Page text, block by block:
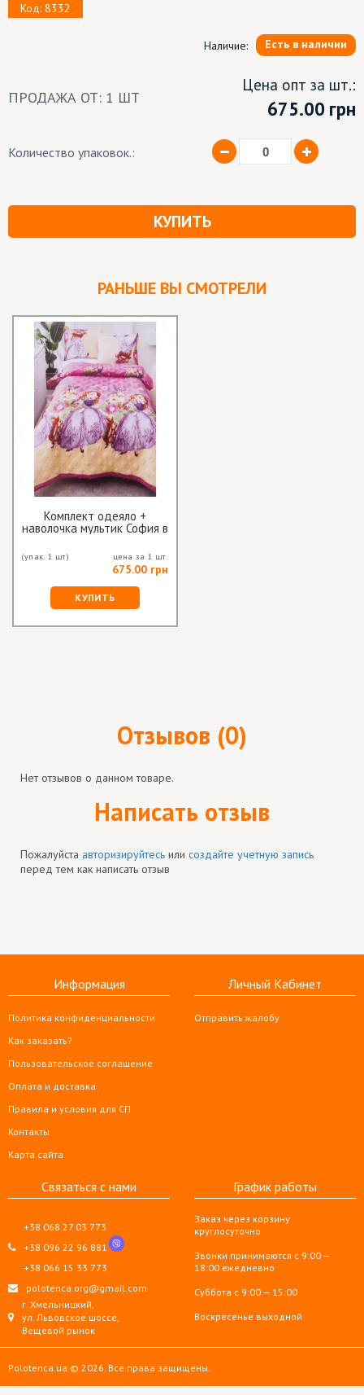
Код: 8332
Наличие: Есть в наличии
ПРОДАЖА ОТ: 1 ШТ
Цена опт за шт.:
675.00 грн
Количество упаковок.:
КУПИТЬ
РАНЬШЕ ВЫ СМОТРЕЛИ
Комплект одеяло +
наволочка мультик София в
(упак. 1 шт) цена за 1 шт.
675.00 грн
КУПИТЬ
Отзывов (0)
Нет отзывов о данном товаре.
Написать отзыв
Пожалуйста авторизируйтесь или создайте учетную запись
перед тем как написать отзыв
Информация
Политика конфиденциальности
Как заказать?
Пользовательское соглашение
Оплата и доставка
Правила и условия для СП
Контакты
Карта сайта
Личный Кабинет
Отправить жалобу
Связаться с нами
+38 068 27 03 773
+38 096 22 96 881
+38 066 15 33 773
polotenca.org@gmail.com
г. Хмельницкий,
ул. Львовское шоссе,
Вещевой рынок
График работы
Заказ через корзину
круглосуточно
Звонки принимаются с 9:00 —
18:00 ежедневно
Суббота с 9:00 — 15:00
Воскресенье выходной
Polotenca.ua © 2026. Все права защищены.